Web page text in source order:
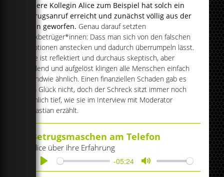
Unsere Kollegin Alice zum Beispiel hat solch ein
Betrugsanruf erreicht und zunächst völlig aus der
Bahn geworfen. Genau darauf setzten
Trickbetrüger*innen: Dass man sich von den falschen
Emotionen anstecken und dadurch überrumpeln lässt.
Alice ist reflektiert und durchaus skeptisch, aber
heulend und aufgelöst klingen alle Menschen einfach
irgendwie ähnlich. Einen finanziellen Schaden gab es
zum Glück nicht, doch der Schreck sitzt immer noch
ziemlich tief, wie sie im Interview mit Moderator
Sebastian erzählt.
Betrugsmaschen am Telefon
Alice über ihre Erfahrung
Play
-05:24
Mute